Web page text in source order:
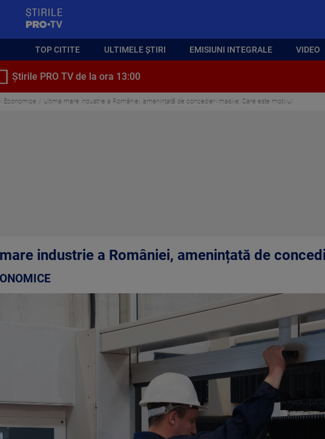
TOP CITITE ULTIMELE ȘTIRI EMISIUNI INTEGRALE VIDEO
Știrile PRO TV de la ora 13:00
Economice Ultima mare industrie a României, amenințată de concedieri masive. Care este motivul
industrie a României, amenințată de